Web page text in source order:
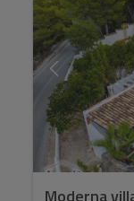
Moderna